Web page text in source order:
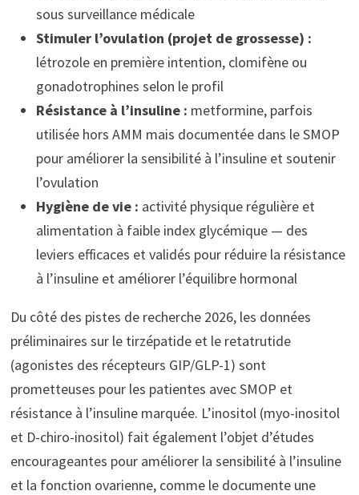
sous surveillance médicale
Stimuler l’ovulation (projet de grossesse) :
létrozole en première intention, clomifène ou
gonadotrophines selon le profil
Résistance à l’insuline : metformine, parfois
utilisée hors AMM mais documentée dans le SMOP
pour améliorer la sensibilité à l’insuline et soutenir
l’ovulation
Hygiène de vie : activité physique régulière et
alimentation à faible index glycémique — des
leviers efficaces et validés pour réduire la résistance
à l’insuline et améliorer l’équilibre hormonal
Du côté des pistes de recherche 2026, les données
préliminaires sur le tirzépatide et le retatrutide
(agonistes des récepteurs GIP/GLP-1) sont
prometteuses pour les patientes avec SMOP et
résistance à l’insuline marquée. L’inositol (myo-inositol
et D-chiro-inositol) fait également l’objet d’études
encourageantes pour améliorer la sensibilité à l’insuline
et la fonction ovarienne, comme le documente une